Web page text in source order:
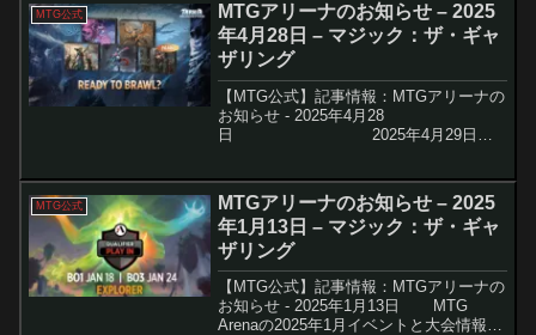
MTG公式
MTGアリーナのお知らせ – 2025
年4月28日 – マジック：ザ・ギャ
ザリング
【MTG公式】記事情報：MTGアリーナの
お知らせ - 2025年4月28
日 2025年4月29日、
ースされます...
MTG公式
MTGアリーナのお知らせ – 2025
年1月13日 – マジック：ザ・ギャ
ザリング
【MTG公式】記事情報：MTGアリーナの
お知らせ - 2025年1月13日 MTG
Arenaの2025年1月イベントと大会情報が